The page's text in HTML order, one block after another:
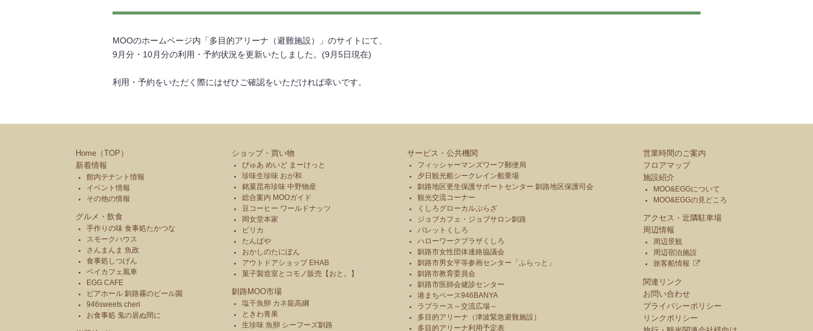
MOOのホームページ内「多目的アリーナ（避難施設）」のサイトにて、
9月分・10月分の利用・予約状況を更新いたしました。(9月5日現在)
利用・予約をいただく際にはぜひご確認をいただければ幸いです。
Home（TOP）
新着情報
館内テナント情報
イベント情報
その他の情報
グルメ・飲食
手作りの味 食事処たかつな
スモークハウス
さんまんま 魚政
食事処しつげん
ベイカフェ風車
EGG CAFE
ビアホール 釧路霧のビール園
946sweets cheri
お食事処 鬼の居ぬ間に
ショップ・買い物
ぴゅあ めいど まーけっと
珍味生珍味 おが和
銘菓昆布珍味 中野物産
総合案内 MOOガイド
豆コーヒー ワールドナッツ
岡女堂本家
ピリカ
たんばや
おかしのたにぽん
アウトドアショップ EHAB
菓子製造室とコモノ販売【おと。】
釧路MOO市場
塩干魚卵 カネ龍高綱
ときわ青果
生珍味 魚卵 シーフーズ釧路
サービス・公共機関
フィッシャーマンズワーフ郵便局
夕日観光船シークレイン船乗場
釧路地区更生保護サポートセンター 釧路地区保護司会
観光交流コーナー
くしろグローカルぷらざ
ジョブカフェ・ジョブサロン釧路
パレットくしろ
ハローワークプラザくしろ
釧路市女性団体連絡協議会
釧路市男女平等参画センター「ふらっと」
釧路市教育委員会
釧路市医師会健診センター
港まちベース946BANYA
ラプラース～交流広場～
多目的アリーナ（津波緊急避難施設）
多目的アリーナ利用予定表
営業時間のご案内
フロアマップ
施設紹介
MOO&EGGについて
MOO&EGGの見どころ
アクセス・近隣駐車場
周辺情報
周辺景観
周辺宿泊施設
旅客船情報
関連リンク
お問い合わせ
プライバシーポリシー
リンクポリシー